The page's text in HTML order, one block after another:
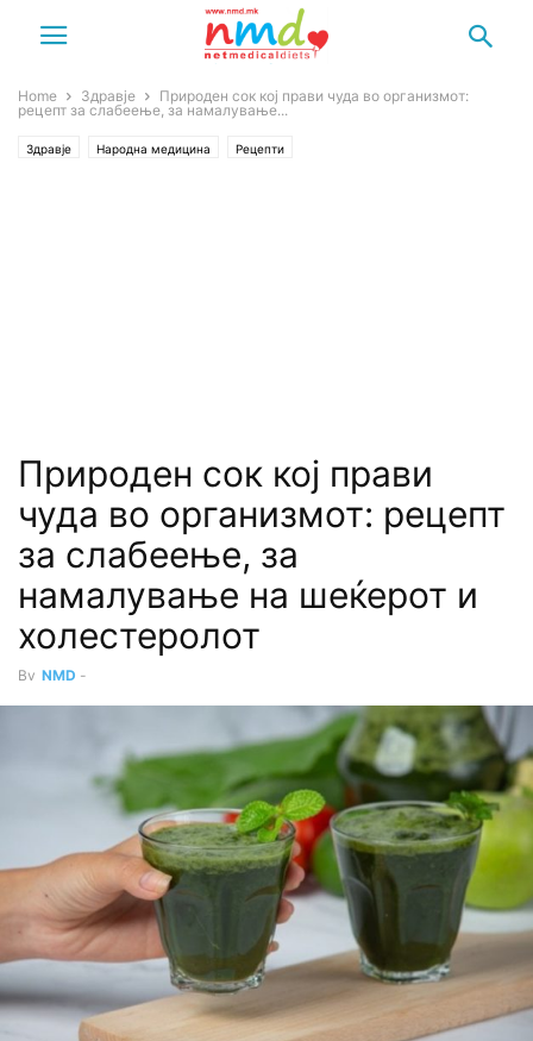
Home Здравје
Природен сок кој прави чуда во организмот:
рецепт за слабеење, за намалување...
Здравје Народна медицина Рецепти
Природен сок кој прави
чуда во организмот: рецепт
за слабеење, за
намалување на шеќерот и
холестеролот
By NMD -